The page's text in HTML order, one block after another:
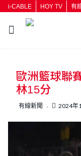
i-CABLE HOY TV 有
歐洲籃球聯
林15分
有線新聞 2024年